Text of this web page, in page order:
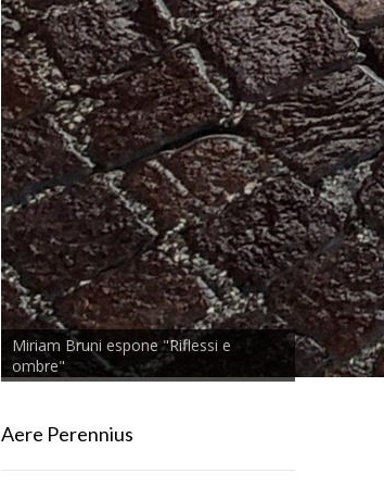
Miriam Bruni espone "Riflessi e
ombre"
Aere Perennius